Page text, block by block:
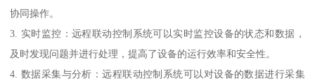
协同操作。
3. 实时监控：远程联动控制系统可以实时监控设备的状态和数据，
及时发现问题并进行处理，提高了设备的运行效率和安全性。
4. 数据采集与分析：远程联动控制系统可以对设备的数据进行采集